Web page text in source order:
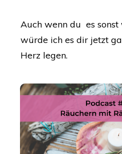
Auch wenn du es
würde ich es dir jetzt
Herz legen.